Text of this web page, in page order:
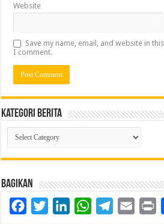
Website
Save my name, email, and website in
I comment.
Kategori Berita
Kategori
Berita
Bagikan
FacebookTwitterLinkedInWhatsAppTelegram
Email